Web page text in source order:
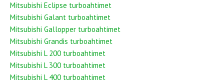
Mitsubishi Eclipse turboahtimet
Mitsubishi Galant turboahtimet
Mitsubishi Gallopper turboahtimet
Mitsubishi Grandis turboahtimet
Mitsubishi L 200 turboahtimet
Mitsubishi L 300 turboahtimet
Mitsubishi L 400 turboahtimet